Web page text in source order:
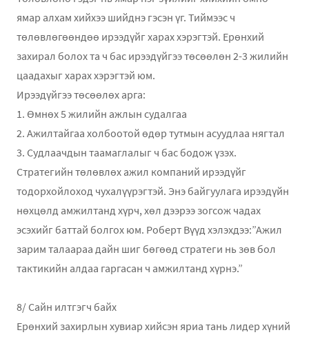
ямар алхам хийхээ шийднэ гэсэн үг. Тиймээс ч
төлөвлөгөөндөө ирээдүйг харах хэрэгтэй. Ерөнхий
захирал болох та ч бас ирээдүйгээ төсөөлөн 2-3 жилийн
цаадахыг харах хэрэгтэй юм.
Ирээдүйгээ төсөөлөх арга:
1. Өмнөх 5 жилийн ажлын судалгаа
2. Ажилтайгаа холбоотой өдөр тутмын асуудлаа нягтал
3. Судлаачдын таамаглалыг ч бас бодож үзэх.
Стратегийн төлөвлөх ажил компаний ирээдүйг
тодорхойлоход чухалүүрэгтэй. Энэ байгуулага ирээдүйн
нөхцөлд амжилтанд хүрч, хөл дээрээ зогсож чадах
эсэхийг баттай болгох юм. Роберт Вүүд хэлэхдээ:”Ажил
зарим талаараа дайн шиг бөгөөд стратеги нь зөв бол
тактикийн алдаа гаргасан ч амжилтанд хүрнэ.”
8/ Сайн илтгэгч байх
Ерөнхий захирлын хувиар хийсэн яриа тань лидер хүний